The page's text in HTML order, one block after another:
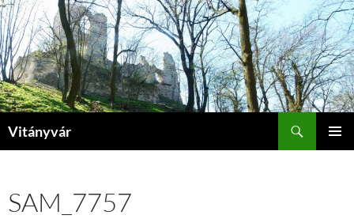
Kilépés
a
tartalomba
Vitányvár
SAM_7757